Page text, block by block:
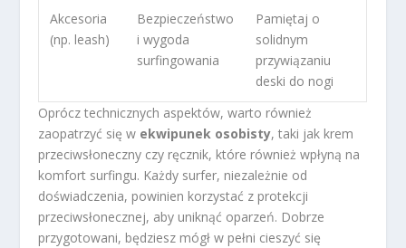
Akcesoria
(np. leash)
Bezpieczeństwo
i wygoda
surfingowania
Pamiętaj o
solidnym
przywiązaniu
deski do nogi
Oprócz technicznych aspektów, warto również
zaopatrzyć się w ekwipunek osobisty, taki jak krem
przeciwsłoneczny czy ręcznik, które również wpłyną na
komfort surfingu. Każdy surfer, niezależnie od
doświadczenia, powinien korzystać z protekcji
przeciwsłonecznej, aby uniknąć oparzeń. Dobrze
przygotowani, będziesz mógł w pełni cieszyć się